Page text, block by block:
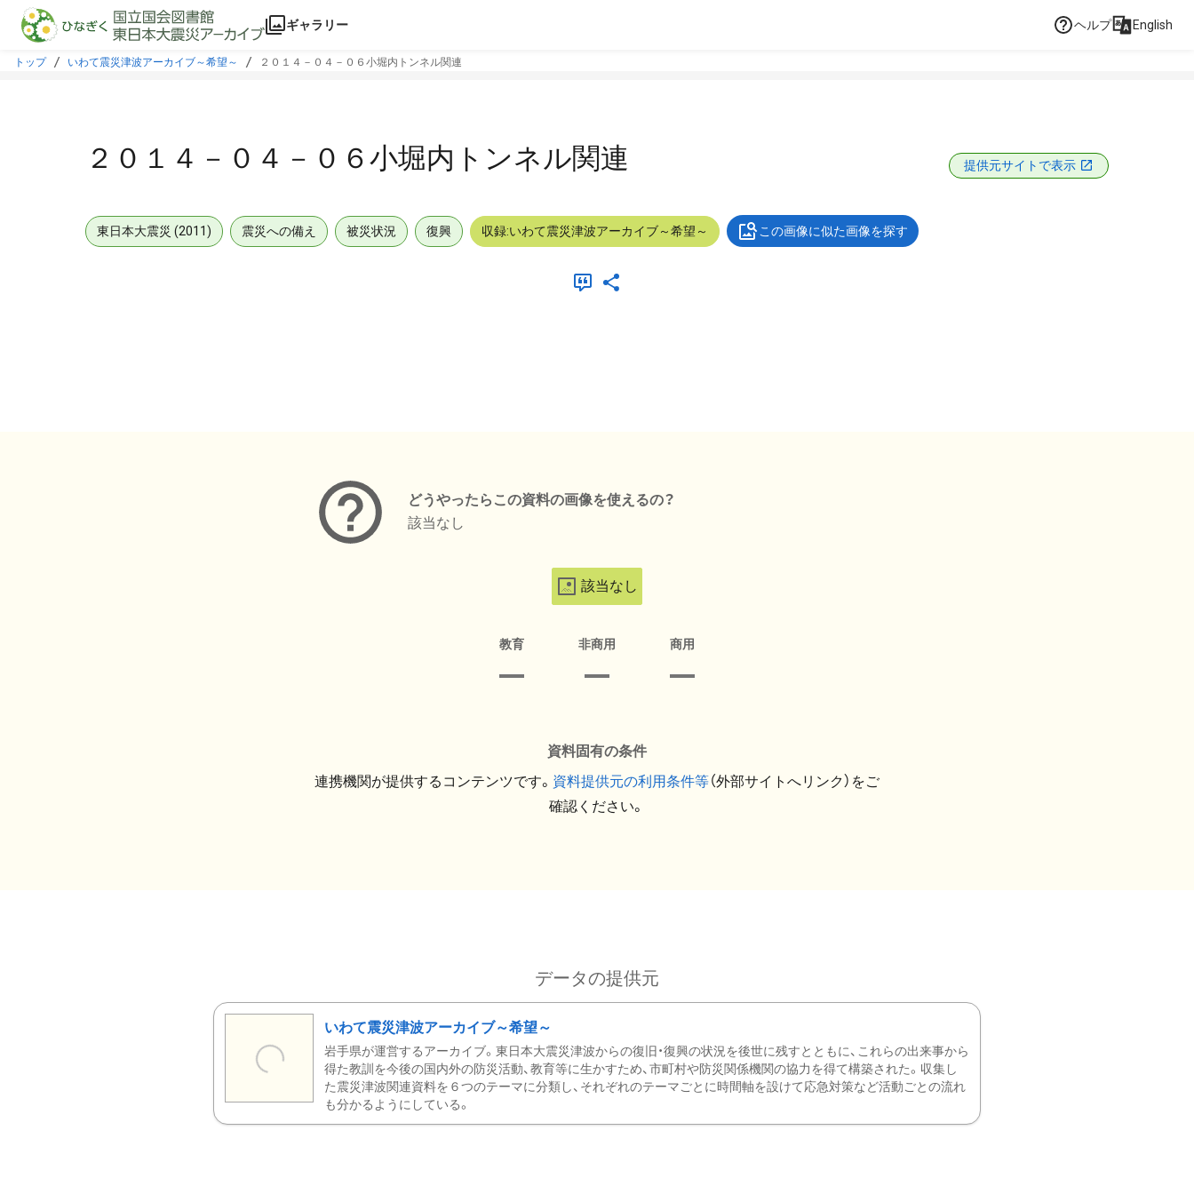
本文に飛ぶ
ギャラリー ヘルプ English
トップ いわて震災津波アーカイブ～希望～ ２０１４－０４－０６小堀内トンネル関連
２０１４－０４－０６小堀内トンネル関連 提供元サイトで表示
東日本大震災 (2011) 震災への備え 被災状況 復興 収録:いわて震災津波アーカイブ～希望～ この画像に似た画像を探す
どうやったらこの資料の画像を使えるの？
該当なし
該当なし
教育 非商用 商用
資料固有の条件
連携機関が提供するコンテンツです。 資料提供元の利用条件等（外部サイトへリンク）をご
確認ください。
データの提供元
いわて震災津波アーカイブ～希望～
岩手県が運営するアーカイブ。東日本大震災津波からの復旧・復興の状況を後世に残すとともに、これらの出来事から
得た教訓を今後の国内外の防災活動、教育等に生かすため、市町村や防災関係機関の協力を得て構築された。収集し
た震災津波関連資料を６つのテーマに分類し、それぞれのテーマごとに時間軸を設けて応急対策など活動ごとの流れ
も分かるようにしている。